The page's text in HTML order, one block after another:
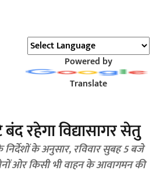
Powered by
Translate
रहेगा विद्यासागर सेतु
के अनुसार, रविवार सुबह 5 बजे
ओर किसी भी वाहन के आवागमन की